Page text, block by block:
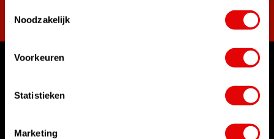
Noodzakelijk
Voorkeuren
Statistieken
Marketing